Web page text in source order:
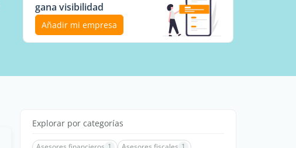
gana visibilidad
Añadir mi empresa
Explorar por categorías